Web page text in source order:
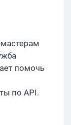
мастерам
помочь
по API.